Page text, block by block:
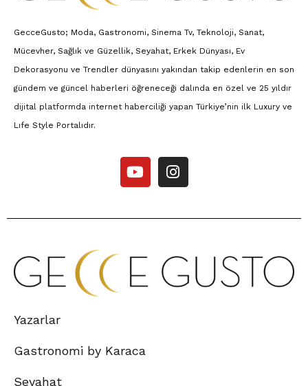
GecceGusto; Moda, Gastronomi, Sinema Tv, Teknoloji, Sanat,
Mücevher, Sağlık ve Güzellik, Seyahat, Erkek Dünyası, Ev
Dekorasyonu ve Trendler dünyasını yakından takip edenlerin en son
gündem ve güncel haberleri öğreneceği dalında en özel ve 25 yıldır
dijital platformda internet haberciliği yapan Türkiye’nin ilk Luxury ve
Lıfe Style Portalıdır.
Yazarlar
Gastronomi by Karaca
Seyahat